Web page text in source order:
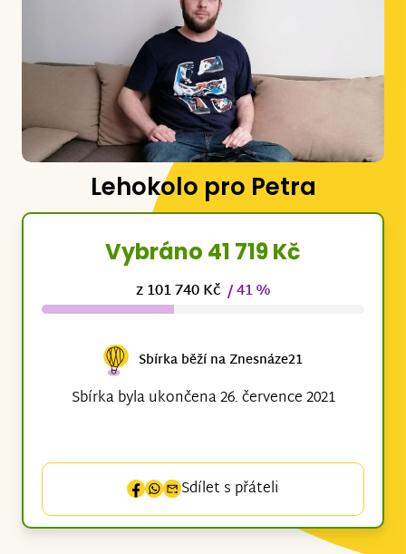
Lehokolo pro Petra
Vybráno 41 719 Kč
z 101 740 Kč / 41 %
Sbírka běží na Znesnáze21
Sbírka byla ukončena 26. července 2021
Sdílet s přáteli